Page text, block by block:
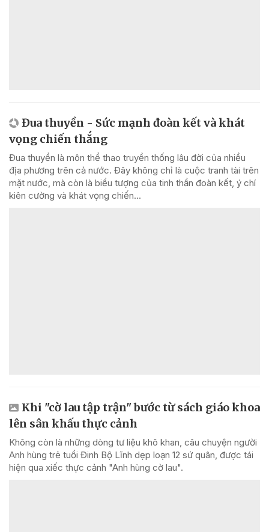
Đua thuyền - Sức mạnh đoàn kết và khát
vọng chiến thắng
Đua thuyền là môn thể thao truyền thống lâu đời của nhiều
địa phương trên cả nước. Đây không chỉ là cuộc tranh tài trên
mặt nước, mà còn là biểu tượng của tinh thần đoàn kết, ý chí
kiên cường và khát vọng chiến...
Khi "cờ lau tập trận" bước từ sách giáo khoa
lên sân khấu thực cảnh
Không còn là những dòng tư liệu khô khan, câu chuyện người
Anh hùng trẻ tuổi Đinh Bộ Lĩnh dẹp loạn 12 sứ quân, được tái
hiện qua xiếc thực cảnh "Anh hùng cờ lau".